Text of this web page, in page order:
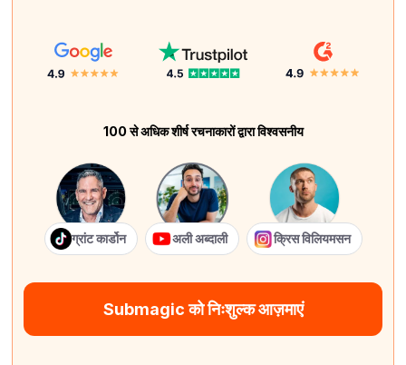
100 से अधिक शीर्ष रचनाकारों द्वारा विश्वसनीय
ग्रांट कार्डोन अली अब्दाली क्रिस विलियमसन
Submagic को निःशुल्क आज़माएं